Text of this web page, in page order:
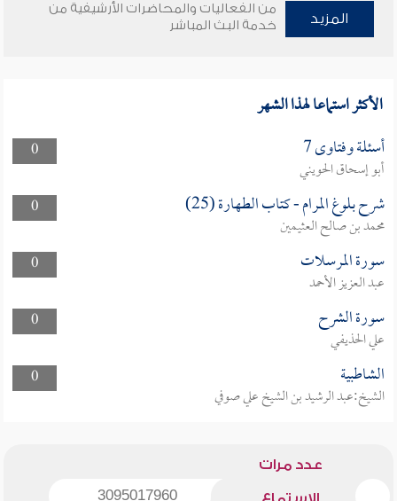
المزيد
من الفعاليات والمحاضرات الأرشيفية من
خدمة البث المباشر
الأكثر استماعا لهذا الشهر
0 أسئلة وفتاوى 7
أبو إسحاق الحويني
0
شرح بلوغ المرام - كتاب الطهارة (25)
محمد بن صالح العثيمين
0
سورة المرسلات
عبد العزيز الأحمد
0
سورة الشرح
علي الحذيفي
0
الشاطبية
الشيخ:عبد الرشيد بن الشيخ علي صوفي
عدد مرات
3095017960